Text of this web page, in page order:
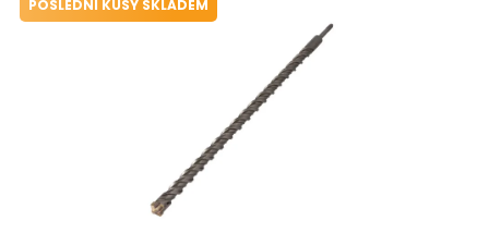
Domácnost
POSLEDNÍ KUSY SKLADEM